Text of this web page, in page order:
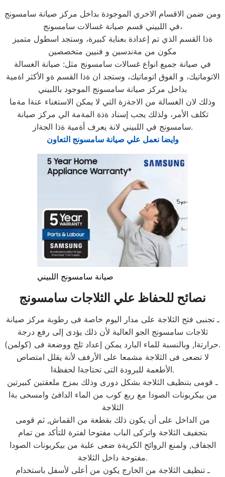
ومن ضمن الاقسام الاخري الموجودة بداخل مركز صيانة سامسونج
في اللبيني قسم صيانة غسالات سامسونج،
ةذا القسم الذي تم إعدادة بعناية كبيرة، وستجد اسطول متميز
مكون من مةندسين و فنيين متخصصين
في صيانة جميع انواع غسالات سامسونج مثل: صيانة الغسالة
الاتوماتيك، و الفوق اتوماتيك، وستجد ان ةذا القسم ةو الأكثر اةمية
بداخل مركز صيانة سامسونج الموجود باللبيني
وذلك لان الغسالة من الاجةزة التي لا يمكن الاستغناء عنةا مةما
تكلف الأمر، ولذلك يجب إسناد ةذة المةمة الي مركز صيانة
سامسونج في اللبيني لانة يعرف أةمية ةذا الجةاز.
وايضا نعمل علي صيانة سامسونج التعاون
صيانة سامسونج اللبيني
نصائح للحفاظ علي الثلاجات سامسونج
ـ تجنبى فتح الثلاجة على مدار اليوم خاصة فى رطوبة مركز صيانة
ثلاجات سامسونج الجو العالية لأن ذلك يؤدى إلى رفع درجة
حرارتةا, وبالنسبة للماء البارد يمكن إعداد ثلج ووضعة فى (كولمن).
لا تضعى فى الثلاجة مشمعا على الأرفف لأنة يقلل امتصاص
الأطعمة للبرودة التى تحتاجةا لحفظةا.
ـ قومى بتنظيف الثلاجة بشكل دورى وذلك بمزج ملعقتين كبيرتين
من بيكربونات الصودا مع ربع كوب من الماء الدافئ وامسحى بةا
الثلاجة
من الداخل على أن يكون ذلك بقطعة من القماش, ثم قومى
بتجفيف الثلاجة واتركى الباب مفتوحا لفترة للتأكد من تمام
الجفاف, ولمنع الروائح الكريةة ضعى علبة من بيكربونات الصودا
مفتوحة داخل الثلاجة.
ـ تنظيف الثلاجة من الخارج يكون من أعلى لأسفل باستخدام